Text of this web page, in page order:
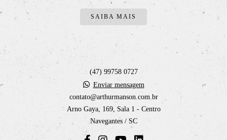
SAIBA MAIS
(47) 99758 0727
Enviar mensagem
contato@arthurmanson.com.br
Arno Gaya, 169, Sala 1 - Centro
Navegantes / SC